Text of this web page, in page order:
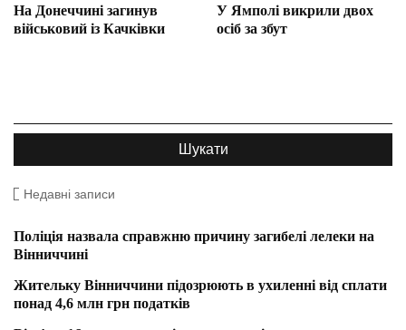
На Донеччині загинув
військовий із Качківки
У Ямполі викрили двох
осіб за збут
Недавні записи
Поліція назвала справжню причину загибелі лелеки на
Вінниччині
Жительку Вінниччини підозрюють в ухиленні від сплати
понад 4,6 млн грн податків